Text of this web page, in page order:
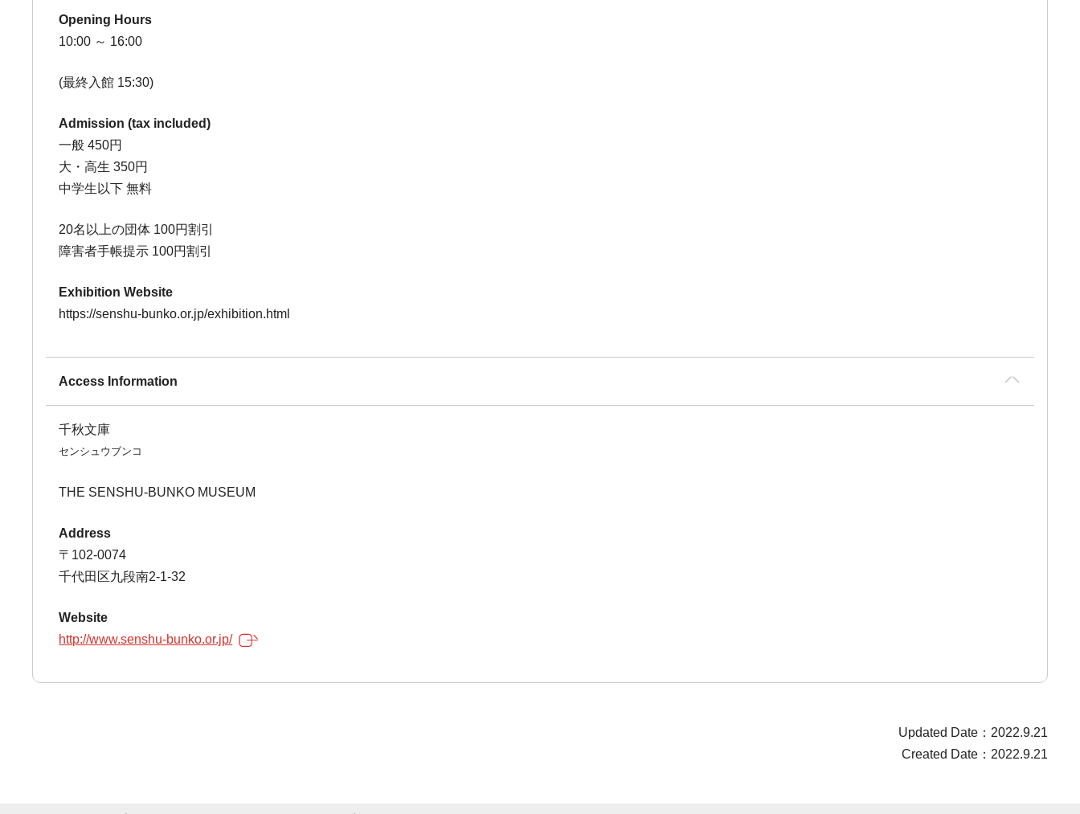
Opening Hours
10:00 ～ 16:00
(最終入館 15:30)
Admission (tax included)
一般 450円
大・高生 350円
中学生以下 無料
20名以上の団体 100円割引
障害者手帳提示 100円割引
Exhibition Website
https://senshu-bunko.or.jp/exhibition.html
Access Information
千秋文庫
センシュウブンコ
THE SENSHU-BUNKO MUSEUM
Address
〒102-0074
千代田区九段南2-1-32
Website
http://www.senshu-bunko.or.jp/
Updated Date：2022.9.21
Created Date：2022.9.21